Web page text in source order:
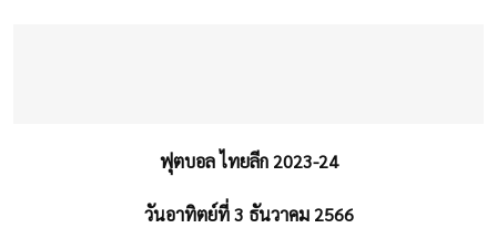
ฟุตบอล ไทยลีก 2023-24
วันอาทิตย์ที่ 3 ธันวาคม 2566